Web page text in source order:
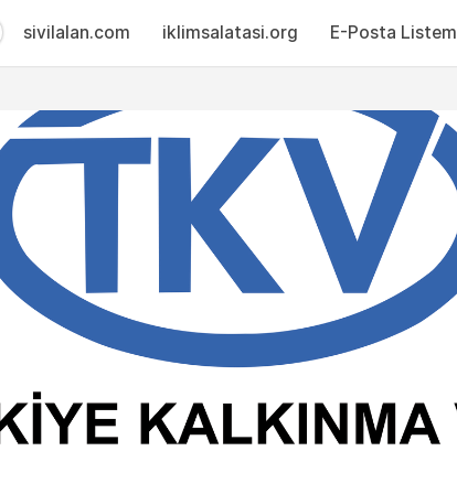
sivilalan.com iklimsalatasi.org E-Posta